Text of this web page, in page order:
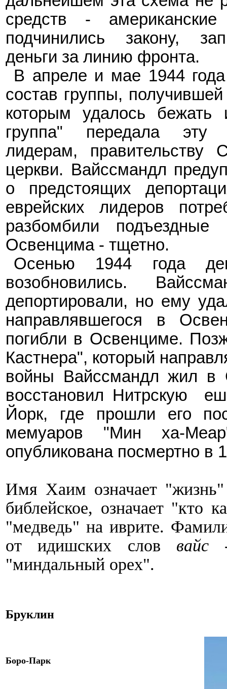
средств - американские
подчинились закону,
деньги за линию фронта.
В апреле и мае 1944
состав группы,
которым удалось
группа" передала
лидерам, правительству
церкви. Вайссмандл
о предстоящих
еврейских лидеров
разбомбили подъездные
Освенцима - тщетно.
Осенью 1944 года
возобновились.
депортировали, но ему
направлявшегося в
погибли в Освенциме.
Кастнера", который
войны Вайссмандл жил в
восстановил Нитрскую
Йорк, где прошли его
мемуаров "Мин ха-
опубликована посмертно в
Имя Хаим означает
библейское, означает "кто
"медведь" на иврите.
от идишских слов вайс-
"миндальный орех".
Бруклин
Боро-Парк